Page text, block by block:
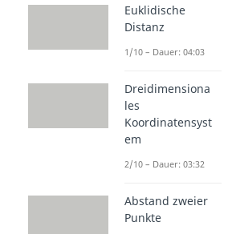
Euklidische
Distanz
1/10 – Dauer: 04:03
Dreidimensiona
les
Koordinatensyst
em
2/10 – Dauer: 03:32
Abstand zweier
Punkte